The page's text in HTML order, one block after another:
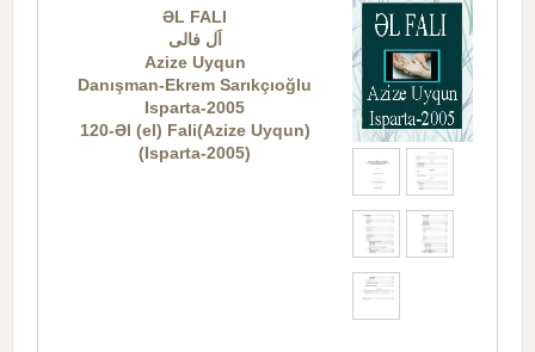
ƏL FALI
اَل فالی
Azize Uyqun
Danışman-Ekrem Sarıkçıoğlu
Isparta-2005
120-Əl (el) Fali(Azize Uyqun)
(Isparta-2005)